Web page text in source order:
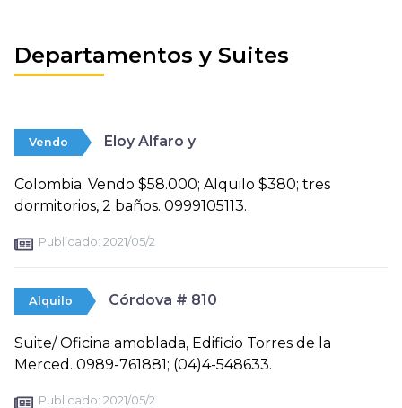
Departamentos y Suites
Vendo Eloy Alfaro y
Colombia. Vendo $58.000; Alquilo $380; tres
dormitorios, 2 baños. 0999105113.
Publicado: 2021/05/2
Alquilo Córdova # 810
Suite/ Oficina amoblada, Edificio Torres de la
Merced. 0989-761881; (04)4-548633.
Publicado: 2021/05/2